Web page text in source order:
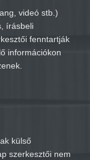
videó stb.)
írásbeli
fenntartják
információkon
külső
szerkesztői nem